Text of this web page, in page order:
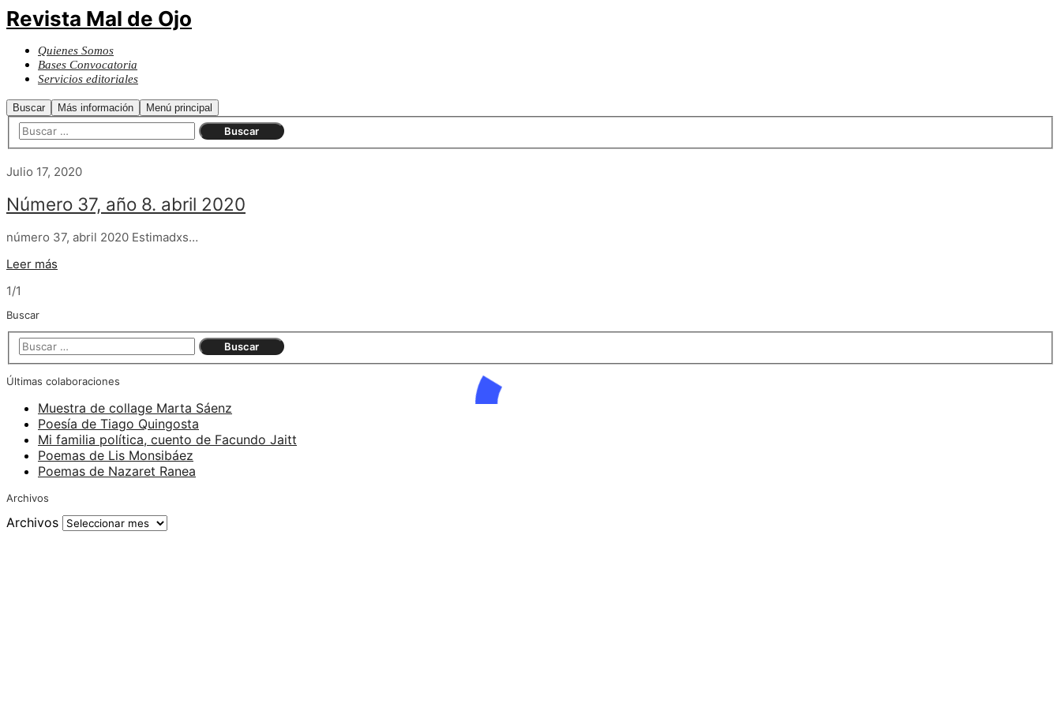
Revista Mal de Ojo
Quienes Somos
Bases Convocatoria
Servicios editoriales
Buscar Más información Menú principal
Julio 17, 2020
Número 37, año 8. abril 2020
número 37, abril 2020 Estimadxs…
Leer más
1/1
Buscar
Últimas colaboraciones
Muestra de collage Marta Sáenz
Poesía de Tiago Quingosta
Mi familia política, cuento de Facundo Jaitt
Poemas de Lis Monsibáez
Poemas de Nazaret Ranea
Archivos
Archivos